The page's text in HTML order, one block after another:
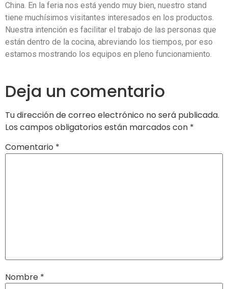
China. En la feria nos está yendo muy bien, nuestro stand
tiene muchísimos visitantes interesados en los productos.
Nuestra intención es facilitar el trabajo de las personas que
están dentro de la cocina, abreviando los tiempos, por eso
estamos mostrando los equipos en pleno funcionamiento.
Deja un comentario
Tu dirección de correo electrónico no será publicada.
Los campos obligatorios están marcados con *
Comentario *
Nombre *